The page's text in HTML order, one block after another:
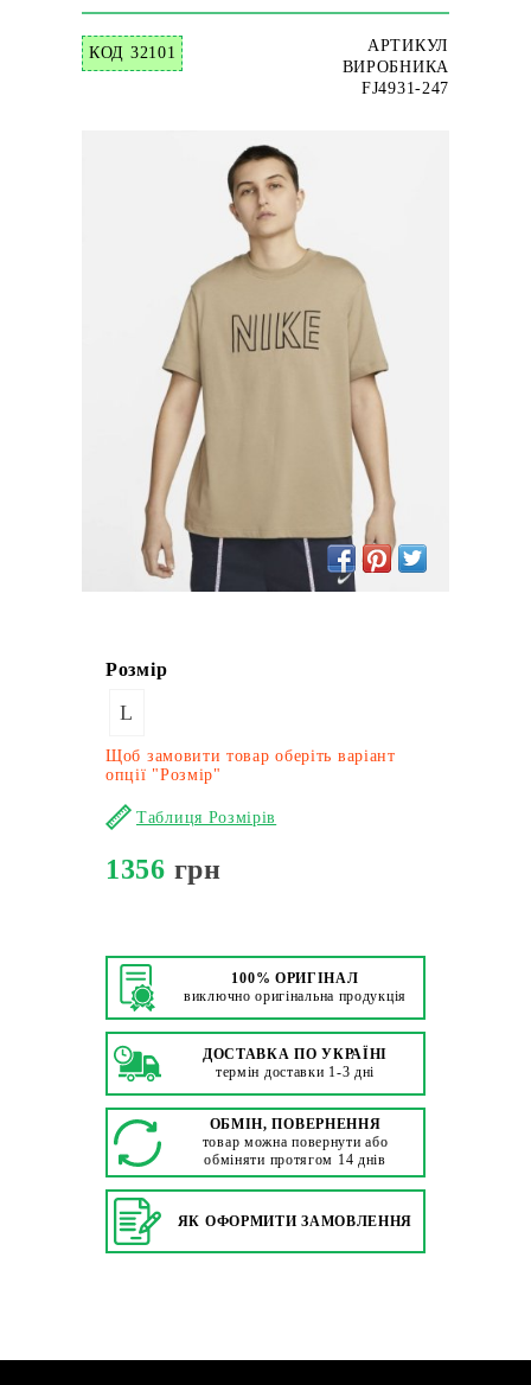
КОД 32101
АРТИКУЛ
ВИРОБНИКА
FJ4931-247
Розмір
L
Щоб замовити товар оберіть варіант
опції "Розмір"
Таблиця Розмірів
1356 грн
100% ОРИГІНАЛ
виключно оригінальна продукція
ДОСТАВКА ПО УКРАЇНІ
термін доставки 1-3 дні
ОБМІН, ПОВЕРНЕННЯ
товар можна повернути або
обміняти протягом 14 днів
ЯК ОФОРМИТИ ЗАМОВЛЕННЯ